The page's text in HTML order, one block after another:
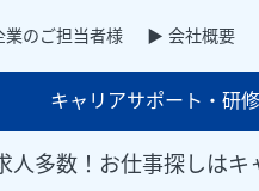
のご担当者様 ▶ 会社概要
キャリアサポート・研修
人多数！お仕事探しはキ